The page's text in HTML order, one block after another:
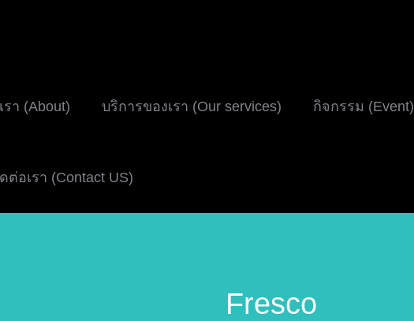
รา (About) บริการของเรา (Our services) กิจกรรม (Event)
ต่อเรา (Contact US)
Fresco